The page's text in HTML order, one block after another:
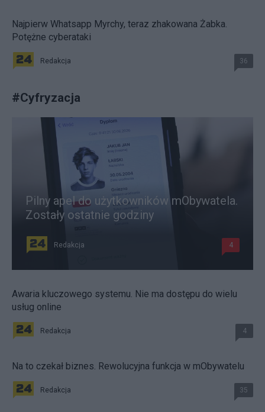
Najpierw Whatsapp Myrchy, teraz zhakowana Żabka.
Potężne cyberataki
Redakcja 36
#Cyfryzacja
Pilny apel do użytkowników mObywatela.
Zostały ostatnie godziny
Redakcja 4
Awaria kluczowego systemu. Nie ma dostępu do wielu
usług online
Redakcja 4
Na to czekał biznes. Rewolucyjna funkcja w mObywatelu
Redakcja 35